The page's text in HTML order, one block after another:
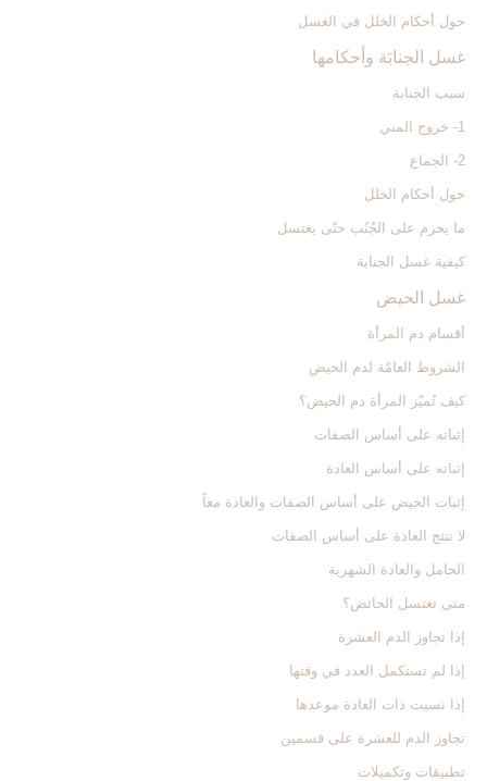
حول أحكام الخلل في الغسل
غسل الجنابَة وأحكامها
سبب الجنابة
1- خروج المني
2- الجماع
حول أحكام الخلل
ما يحرم على الجُنُب حتّى يغتسل
كيفية غسل الجنابة
غسل الحيض‏
أقسام دم المرأة
الشروط العامّة لدم الحيض
كيف تُميّز المرأة دم الحيض؟
إثباته على أساس الصفات
إثباته على أساس العادة
إثبات الحيض على أساس الصفات والعادة معاً
لا تنتج العادة على أساس الصفات
الحامل والعادة الشهرية
متى تغتسل الحائض؟
إذا تجاوز الدم العشرة
إذا لم تستكمل العدد في وقتها
إذا نسيت ذات العادة موعدها
تجاوز الدم للعشرة على قسمين
تطبيقات وتكميلات